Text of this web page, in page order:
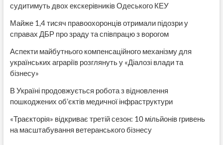
судитимуть двох екскерівників Одеського КЕУ
Майже 1,4 тисяч правоохоронців отримали підозри у
справах ДБР про зраду та співпрацю з ворогом
Аспекти майбутнього компенсаційного механізму для
українських аграріїв розглянуть у «Діалозі влади та
бізнесу»
В Україні продовжується робота з відновлення
пошкоджених об’єктів медичної інфраструктури
«Траєкторія» відкриває третій сезон: 10 мільйонів гривень
на масштабування ветеранського бізнесу